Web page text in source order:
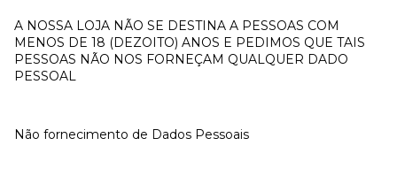
A NOSSA LOJA NÃO SE DESTINA A PESSOAS COM
MENOS DE 18 (DEZOITO) ANOS E PEDIMOS QUE TAIS
PESSOAS NÃO NOS FORNEÇAM QUALQUER DADO
PESSOAL
Não fornecimento de Dados Pessoais